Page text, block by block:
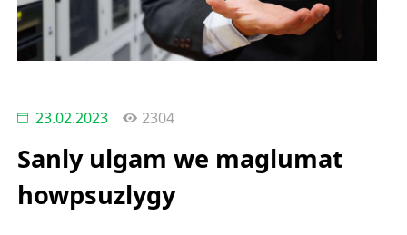
23.02.2023 2304
Sanly ulgam we maglumat
howpsuzlygy